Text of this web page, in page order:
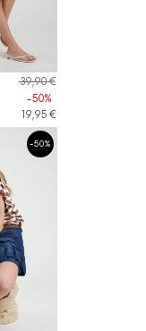
39,90 €
-50%
19,95 €
-50%